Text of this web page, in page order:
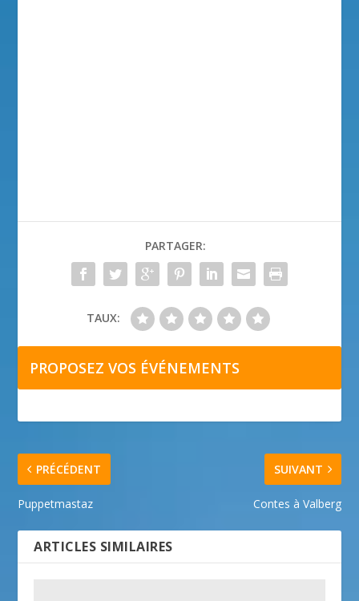
PARTAGER:
TAUX:
PROPOSEZ VOS ÉVÉNEMENTS
PRÉCÉDENT
Puppetmastaz
SUIVANT
Contes à Valberg
ARTICLES SIMILAIRES